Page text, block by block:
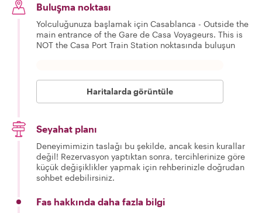
Buluşma noktası
Yolculuğunuza başlamak için Casablanca - Outside the
main entrance of the Gare de Casa Voyageurs. This is
NOT the Casa Port Train Station noktasında buluşun
Haritalarda görüntüle
Seyahat planı
Deneyimimizin taslağı bu şekilde, ancak kesin kurallar
değil! Rezervasyon yaptıktan sonra, tercihlerinize göre
küçük değişiklikler yapmak için rehberinizle doğrudan
sohbet edebilirsiniz.
Fas hakkında daha fazla bilgi